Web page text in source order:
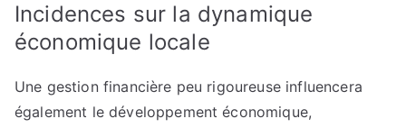
Incidences sur la dynamique
économique locale
Une gestion financière peu rigoureuse influencera
également le développement économique,